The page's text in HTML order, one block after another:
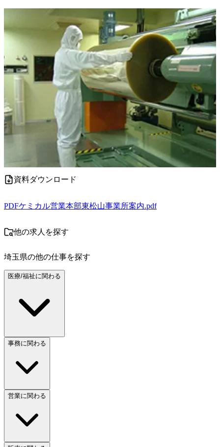
資料ダウンロード
PDFケミカル営業本部東松山事業所案内.pdf
他の求人を探す
埼玉県の他の仕事を探す
医療/福祉に関わる
事務に関わる
営業に関わる